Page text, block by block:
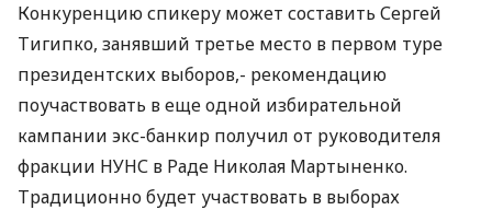
Конкуренцию спикеру может составить Сергей
Тигипко, занявший третье место в первом туре
президентских выборов,- рекомендацию
поучаствовать в еще одной избирательной
кампании экс-банкир получил от руководителя
фракции НУНС в Раде Николая Мартыненко.
Традиционно будет участвовать в выборах